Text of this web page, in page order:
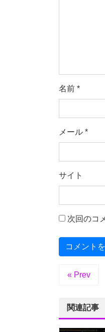
名前 *
メール *
サイト
次回のコ
« Prev
関連記事